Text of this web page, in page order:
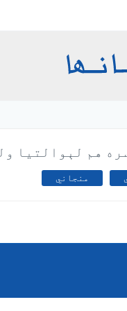
هم لېوالتیا
منجاني